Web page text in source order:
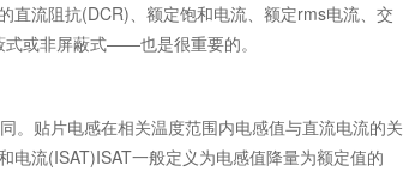
流阻抗(DCR)、额定饱和电流、额定rms电流、交
或非屏蔽式――也是很重要的。
贴片电感在相关温度范围内电感值与直流电流的关
电流(ISAT)ISAT一般定义为电感值降量为额定值的